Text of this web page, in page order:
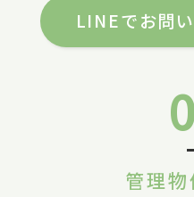
LINEでお問
管理